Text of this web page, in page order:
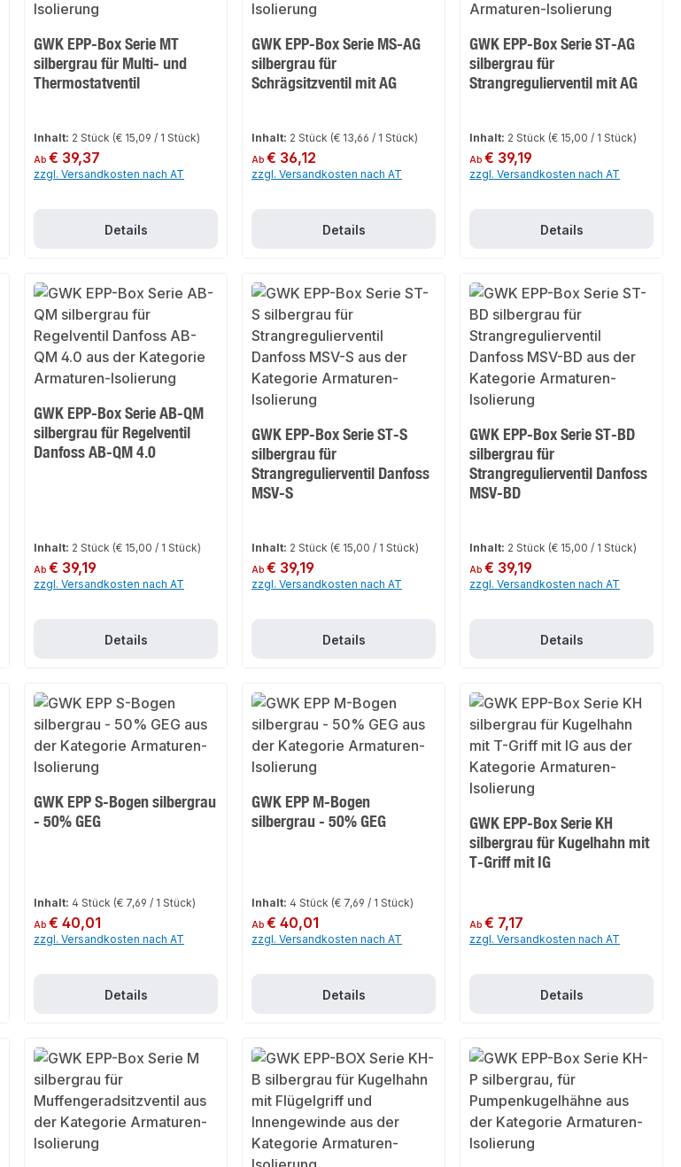
GWK EPP-Box Serie MT
silbergrau für Multi- und
Thermostatventil
Inhalt: 2 Stück (€ 15,09 / 1 Stück)
Regulärer Preis:
Ab€ 39,37
zzgl. Versandkosten nach AT
Details
GWK EPP-Box Serie MS-AG
silbergrau für
Schrägsitzventil mit AG
Inhalt: 2 Stück (€ 13,66 / 1 Stück)
Regulärer Preis:
Ab€ 36,12
zzgl. Versandkosten nach AT
Details
GWK EPP-Box Serie ST-AG
silbergrau für
Strangregulierventil mit AG
Inhalt: 2 Stück (€ 15,00 / 1 Stück)
Regulärer Preis:
Ab€ 39,19
zzgl. Versandkosten nach AT
Details
GWK EPP-Box Serie AB-QM
silbergrau für Regelventil
Danfoss AB-QM 4.0
Inhalt: 2 Stück (€ 15,00 / 1 Stück)
Regulärer Preis:
Ab€ 39,19
zzgl. Versandkosten nach AT
Details
GWK EPP-Box Serie ST-S
silbergrau für
Strangregulierventil Danfoss
MSV-S
Inhalt: 2 Stück (€ 15,00 / 1 Stück)
Regulärer Preis:
Ab€ 39,19
zzgl. Versandkosten nach AT
Details
GWK EPP-Box Serie ST-BD
silbergrau für
Strangregulierventil Danfoss
MSV-BD
Inhalt: 2 Stück (€ 15,00 / 1 Stück)
Regulärer Preis:
Ab€ 39,19
zzgl. Versandkosten nach AT
Details
GWK EPP S-Bogen silbergrau
- 50% GEG
Inhalt: 4 Stück (€ 7,69 / 1 Stück)
Regulärer Preis:
Ab€ 40,01
zzgl. Versandkosten nach AT
Details
GWK EPP M-Bogen
silbergrau - 50% GEG
Inhalt: 4 Stück (€ 7,69 / 1 Stück)
Regulärer Preis:
Ab€ 40,01
zzgl. Versandkosten nach AT
Details
GWK EPP-Box Serie KH
silbergrau für Kugelhahn mit
T-Griff mit IG
Regulärer Preis:
Ab€ 7,17
zzgl. Versandkosten nach AT
Details